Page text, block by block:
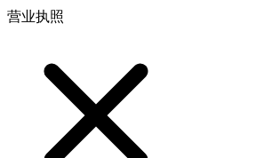
营业执照